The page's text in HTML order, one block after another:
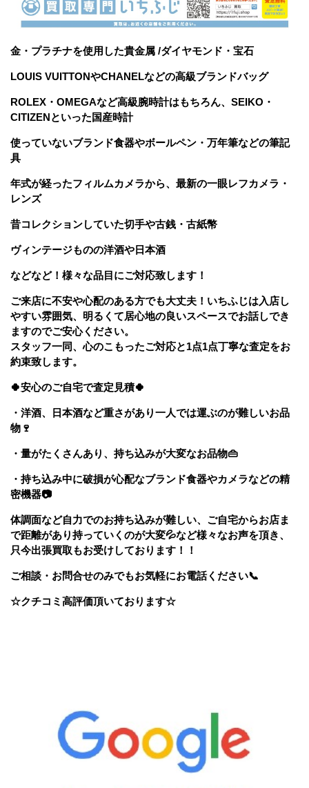
金・プラチナを使用した貴金属 /ダイヤモンド・宝石
LOUIS VUITTONやCHANELなどの高級ブランドバッグ
ROLEX・OMEGAなど高級腕時計はもちろん、SEIKO・
CITIZENといった国産時計
使っていないブランド食器やボールペン・万年筆などの筆記
具
年式が経ったフィルムカメラから、最新の一眼レフカメラ・
レンズ
昔コレクションしていた切手や古銭・古紙幣
ヴィンテージものの洋酒や日本酒
などなど！様々な品目にご対応致します！
ご来店に不安や心配のある方でも大丈夫！いちふじは入店し
やすい雰囲気、明るくて居心地の良いスペースでお話しでき
ますのでご安心ください。
スタッフ一同、心のこもったご対応と1点1点丁寧な査定をお
約束致します。
🍀安心のご自宅で査定見積🍀
・洋酒、日本酒など重さがあり一人では運ぶのが難しいお品
物 🍷
・量がたくさんあり、持ち込みが大変なお品物👜
・持ち込み中に破損が心配なブランド食器やカメラなどの精
密機器📷
体調面など自力でのお持ち込みが難しい、ご自宅からお店ま
で距離があり持っていくのが大変💦など様々なお声を頂き、
只今出張買取もお受けしております！！
ご相談・お問合せのみでもお気軽にお電話ください📞
☆クチコミ高評価頂いております☆